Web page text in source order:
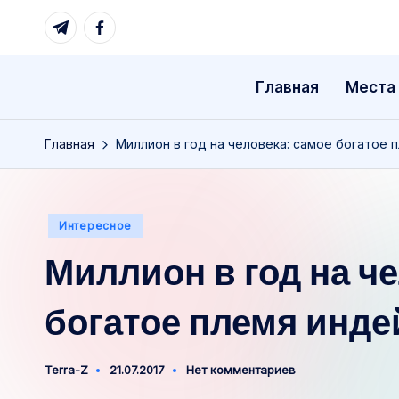
Перейти
TelegramFacebook
Главная Места
Главная Миллион в год на человека: самое богатое
Опубликовано
Интересное
Миллион в год на
богатое племя
Запись
Terra-Z 21.07.2017 Нет комментариев